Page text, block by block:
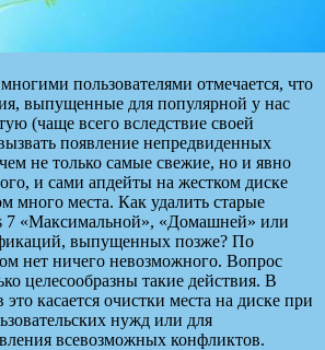
пользователями отмечается, что
выпущенные для популярной у нас
(чаще всего вследствие своей
появление непредвиденных
не только самые свежие, но и явно
и сами апдейты на жестком диске
много места. Как удалить старые
7 «Максимальной», «Домашней» или
выпущенных позже? По
нет ничего невозможного. Вопрос
целесообразны такие действия. В
касается очистки места на диске при
нужд или для
всевозможных конфликтов.